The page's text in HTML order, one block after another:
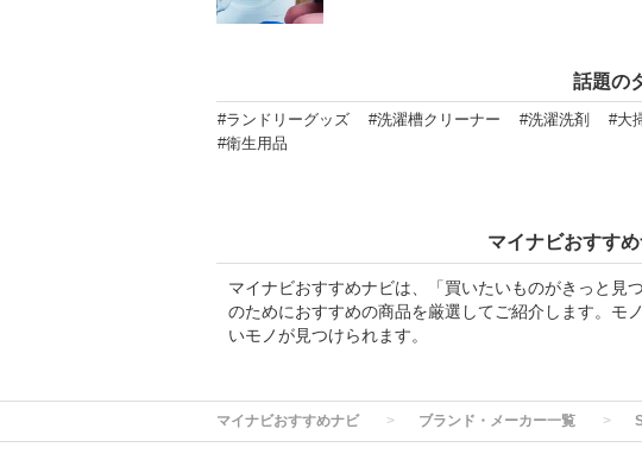
話題の
#ランドリーグッズ #洗濯槽クリーナー #洗濯洗剤 #大
#衛生用品
マイナビおすす
マイナビおすすめナビは、「買いたいものがきっと見
のためにおすすめの商品を厳選してご紹介します。モ
いモノが見つけられます。
マイナビおすすめナビ ブランド・メーカー一覧